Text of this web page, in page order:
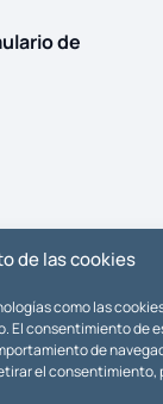
de las cookies
como las
El consentimiento de
de
el consentimiento,
de